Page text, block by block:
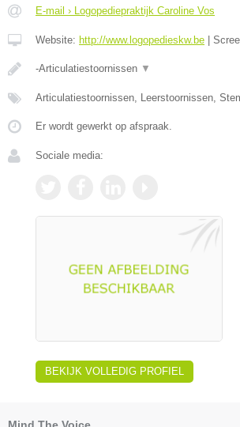
E-mail › Logopediepraktijk Caroline Vos
Website: http://www.logopedieskw.be
-Articulatiestoornissen ▼
Articulatiestoornissen, Leerstoornissen,
Er wordt gewerkt op afspraak.
Sociale media:
BEKIJK VOLLEDIG PROFIEL
Mind The Voice